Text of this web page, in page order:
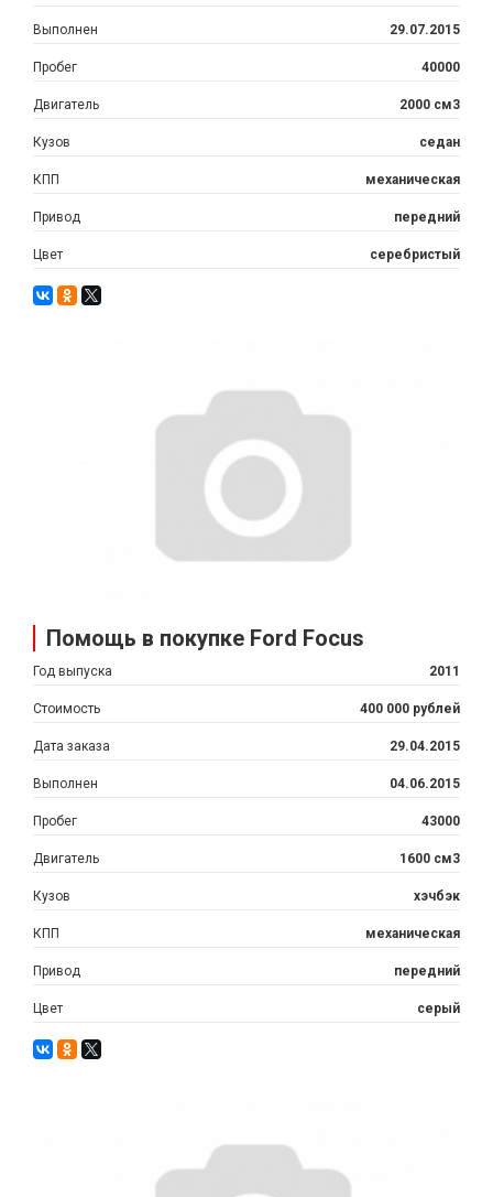
Выполнен 29.07.2015
Пробег 40000
Двигатель 2000 см3
Кузов седан
КПП механическая
Привод передний
Цвет серебристый
Помощь в покупке Ford Focus
Год выпуска 2011
Стоимость 400 000 рублей
Дата заказа 29.04.2015
Выполнен 04.06.2015
Пробег 43000
Двигатель 1600 см3
Кузов хэчбэк
КПП механическая
Привод передний
Цвет серый